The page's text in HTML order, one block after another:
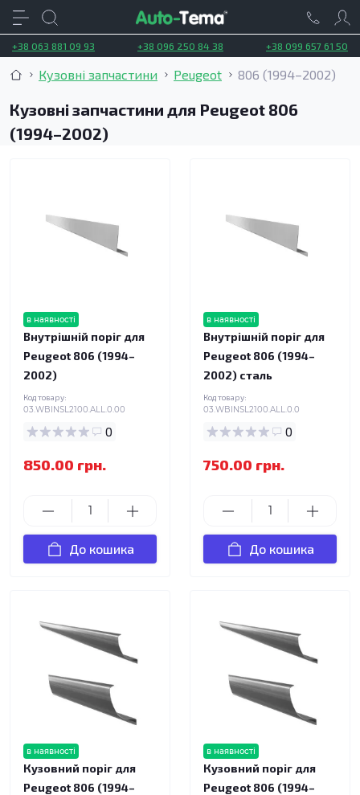
+38 063 881 09 93 +38 096 250 84 38 +38 099 657 61 50
Кузовні запчастини Peugeot 806 (1994–2002)
Кузовні запчастини для Peugeot 806
(1994–2002)
в наявності
Внутрішній поріг для
Peugeot 806 (1994–
2002)
Код товару:
03.WBINSL2100.ALL.0.00
0
850.00 грн.
До кошика
в наявності
Внутрішній поріг для
Peugeot 806 (1994–
2002) сталь
Код товару:
03.WBINSL2100.ALL.0.0
0
750.00 грн.
До кошика
в наявності
Кузовний поріг для
Peugeot 806 (1994–
в наявності
Кузовний поріг для
Peugeot 806 (1994–